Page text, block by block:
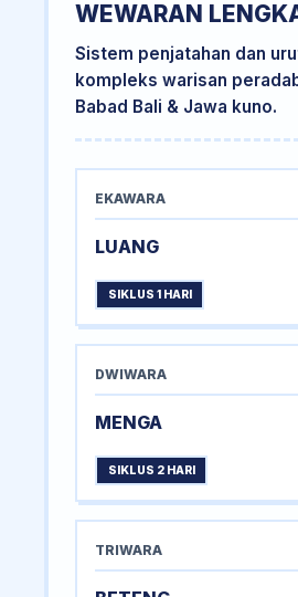
WEWARAN
Sistem penjatahan dan
kompleks warisan
Babad Bali & Jawa kuno.
EKAWARA
LUANG
SIKLUS 1 HARI
DWIWARA
MENGA
SIKLUS 2 HARI
TRIWARA